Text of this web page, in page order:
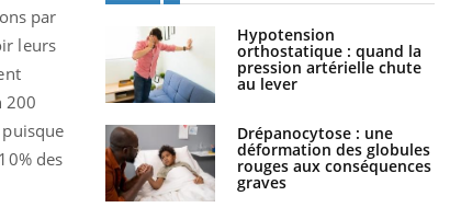
par
leurs
200
des
Hypotension
orthostatique : quand la
pression artérielle chute
au lever
Drépanocytose : une
déformation des globules
rouges aux conséquences
graves